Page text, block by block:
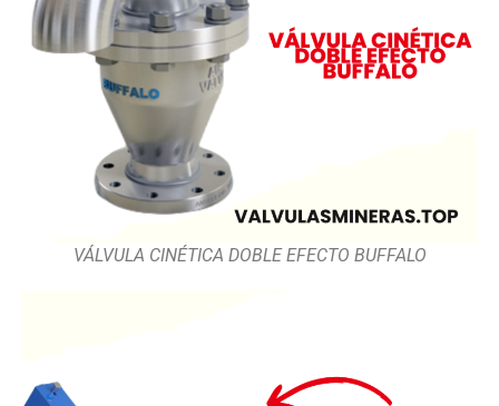
VÁLVULA CINÉTICA DOBLE EFECTO BUFFALO